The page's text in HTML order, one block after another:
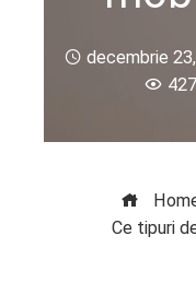
decembrie
427
Ce tipuri